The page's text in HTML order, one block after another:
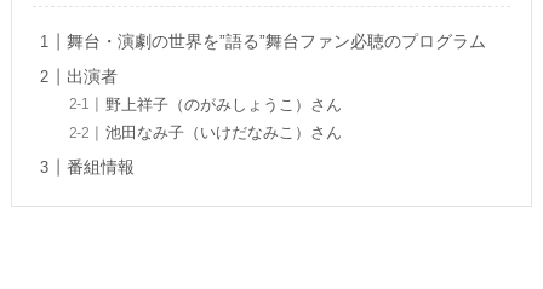
舞台・演劇の世界を”語る”舞台ファン必聴のプログラム
出演者
野上祥子（のがみしょうこ）さん
池田なみ子（いけだなみこ）さん
番組情報